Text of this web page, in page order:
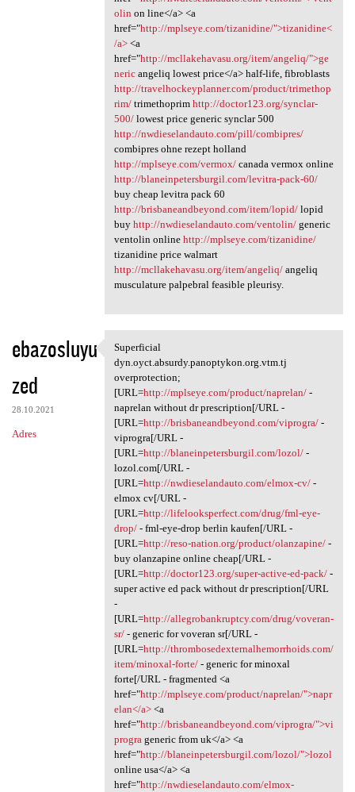
olin on line</a> <a
href="http://mplseye.com/tizanidine/">tizanidine<
/a><a
href="http://mcllakehavasu.org/item/angeliq/">ge
nericangeliq lowest price</a> half-life, fibroblasts
http://travelhockeyplanner.com/product/trimethop
rim/trimethoprim http://doctor123.org/synclar-
500/lowest price generic synclar 500
http://nwdieselandauto.com/pill/combipres/
combipres ohne rezept holland
http://mplseye.com/vermox/canada vermox online
http://blaneinpetersburgil.com/levitra-pack-60/
buy cheap levitra pack 60
http://brisbaneandbeyond.com/item/lopid/lopid
buy http://nwdieselandauto.com/ventolin/generic
ventolin online http://mplseye.com/tizanidine/
tizanidine price walmart
http://mcllakehavasu.org/item/angeliq/angeliq
musculature palpebral feasible pleurisy.
ebazosluyu
zed
28.10.2021
Adres
Superficial dyn.oyct.absurdy
Superficial
dyn.oyct.absurdy.panoptykon.org.vtm.tj
overprotection;
[URL=http://mplseye.com/product/naprelan/-
naprelan without dr prescription[/URL -
[URL=http://brisbaneandbeyond.com/viprogra/-
viprogra[/URL -
[URL=http://blaneinpetersburgil.com/lozol/-
lozol.com[/URL -
[URL=http://nwdieselandauto.com/elmox-cv/-
elmox cv[/URL -
[URL=http://lifelooksperfect.com/drug/fml-eye-
drop/- fml-eye-drop berlin kaufen[/URL -
[URL=http://reso-nation.org/product/olanzapine/-
buy olanzapine online cheap[/URL -
[URL=http://doctor123.org/super-active-ed-pack/-
super active ed pack without dr prescription[/URL
-
[URL=http://allegrobankruptcy.com/drug/voveran-
sr/- generic for voveran sr[/URL -
[URL=http://thrombosedexternalhemorrhoids.com/
item/minoxal-forte/- generic for minoxal
forte[/URL - fragmented <a
href="http://mplseye.com/product/naprelan/">napr
elan</a><a
href="http://brisbaneandbeyond.com/viprogra/">vi
progrageneric from uk</a> <a
href="http://blaneinpetersburgil.com/lozol/">lozol
online usa</a> <a
href="http://nwdieselandauto.com/elmox-